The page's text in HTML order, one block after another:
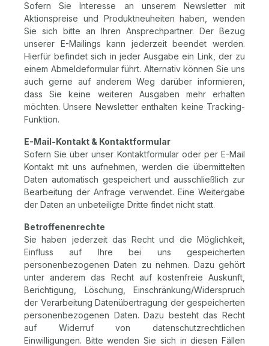
Sofern Sie Interesse an unserem Newsletter mit
Aktionspreise und Produktneuheiten haben, wenden
Sie sich bitte an Ihren Ansprechpartner. Der Bezug
unserer E-Mailings kann jederzeit beendet werden.
Hierfür befindet sich in jeder Ausgabe ein Link, der zu
einem Abmeldeformular führt. Alternativ können Sie uns
auch gerne auf anderem Weg darüber informieren,
dass Sie keine weiteren Ausgaben mehr erhalten
möchten. Unsere Newsletter enthalten keine Tracking-
Funktion.
E-Mail-Kontakt & Kontaktformular
Sofern Sie über unser Kontaktformular oder per E-Mail
Kontakt mit uns aufnehmen, werden die übermittelten
Daten automatisch gespeichert und ausschließlich zur
Bearbeitung der Anfrage verwendet. Eine Weitergabe
der Daten an unbeteiligte Dritte findet nicht statt.
Betroffenenrechte
Sie haben jederzeit das Recht und die Möglichkeit,
Einfluss auf Ihre bei uns gespeicherten
personenbezogenen Daten zu nehmen. Dazu gehört
unter anderem das Recht auf kostenfreie Auskunft,
Berichtigung, Löschung, Einschränkung/Widerspruch
der Verarbeitung Datenübertragung der gespeicherten
personenbezogenen Daten. Dazu besteht das Recht
auf Widerruf von datenschutzrechtlichen
Einwilligungen. Bitte wenden Sie sich in diesen Fällen